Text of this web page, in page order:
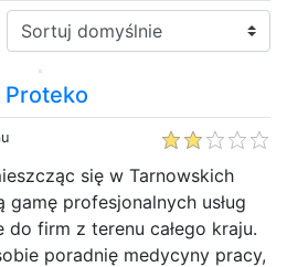
Sortuj:
Proteko
się w Tarnowskich
profesjonalnych usług
firm z terenu całego kraju.
poradnię medycyny pracy,